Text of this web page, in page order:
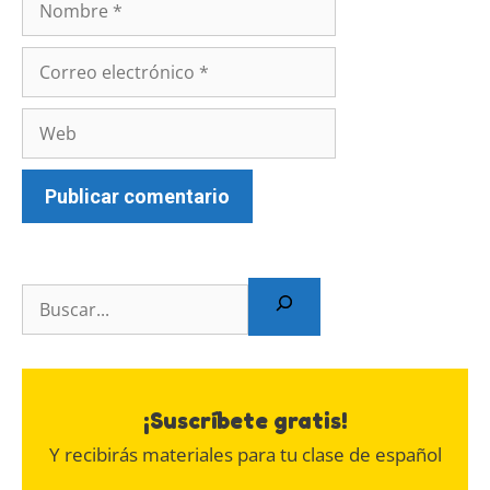
¡Suscríbete gratis!
Y recibirás materiales para tu clase de español